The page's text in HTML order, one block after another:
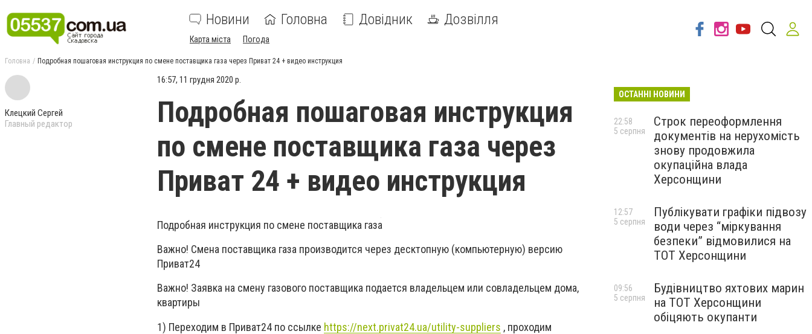
Новини Головна Довідник Дозвілля
Карта міста Погода
Головна Подробная пошаговая инструкция по смене поставщика газа через Приват 24 + видео инструкция
Клецкий Сергей
Главный редактор
16:57, 11 грудня 2020 р.
Подробная пошаговая инструкция
по смене поставщика газа через
Приват 24 + видео инструкция
Подробная инструкция по смене поставщика газа
Важно! Смена поставщика газа производится через десктопную (компьютерную) версию
Приват24
Важно! Заявка на смену газового поставщика подается владельцем или совладельцем дома,
квартиры
1) Переходим в Приват24 по ссылке https://next.privat24.ua/utility-suppliers , проходим
ОСТАННІ НОВИНИ
Строк переоформлення
документів на нерухомість
знову продовжила
окупаційна влада
Херсонщини
22:58
5 серпня
Публікувати графіки підвозу
води через “міркування
безпеки” відмовилися на
ТОТ Херсонщини
12:57
5 серпня
Будівництво яхтових марин
на ТОТ Херсонщини
обіцяють окупанти
09:56
5 серпня